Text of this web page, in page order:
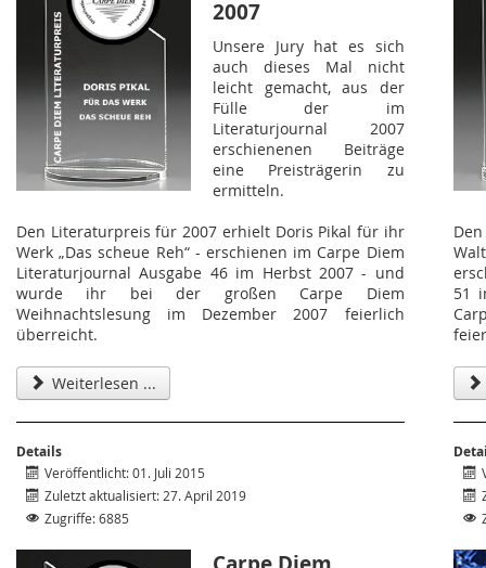
2007
Unsere Jury hat es sich
auch dieses Mal nicht
leicht gemacht, aus der
Fülle der im
Literaturjournal 2007
erschienenen Beiträge
eine Preisträgerin zu
ermitteln.
Den Literaturpreis für 2007 erhielt Doris Pikal für ihr
Werk „Das scheue Reh“ - erschienen im Carpe Diem
Literaturjournal Ausgabe 46 im Herbst 2007 - und
wurde ihr bei der großen Carpe Diem
Weihnachtslesung im Dezember 2007 feierlich
überreicht.
Weiterlesen ...
51
Details
Veröffentlicht: 01. Juli 2015
Zuletzt aktualisiert: 27. April 2019
Zugriffe: 6885